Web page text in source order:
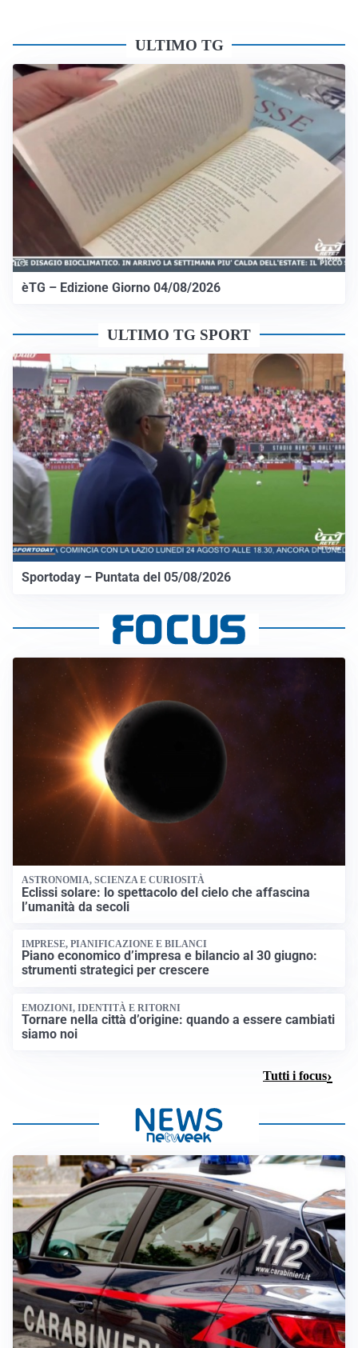
ULTIMO TG
èTG – Edizione Giorno 04/08/2026
ULTIMO TG SPORT
Sportoday – Puntata del 05/08/2026
ASTRONOMIA, SCIENZA E CURIOSITÀ
Eclissi solare: lo spettacolo del cielo che affascina
l’umanità da secoli
IMPRESE, PIANIFICAZIONE E BILANCI
Piano economico d’impresa e bilancio al 30 giugno:
strumenti strategici per crescere
EMOZIONI, IDENTITÀ E RITORNI
Tornare nella città d’origine: quando a essere cambiati
siamo noi
Tutti i focus